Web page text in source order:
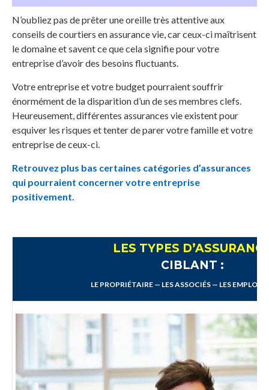
N’oubliez pas de prêter une oreille très attentive aux
conseils de courtiers en assurance vie, car ceux-ci maîtrisent
le domaine et savent ce que cela signifie pour votre
entreprise d’avoir des besoins fluctuants.
Votre entreprise et votre budget pourraient souffrir
énormément de la disparition d’un de ses membres clefs.
Heureusement, différentes assurances vie existent pour
esquiver les risques et tenter de parer votre famille et votre
entreprise de ceux-ci.
Retrouvez plus bas certaines catégories d’assurances
qui pourraient concerner votre entreprise
positivement.
LES TYPES
CIBLANT :
LE PROPRIÉTAIRE — LES ASSOCIÉS — LES